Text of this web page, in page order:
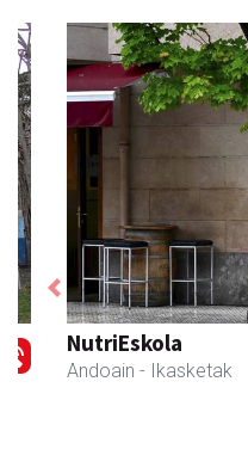
NutriEskola
Andoain - Ikasketak
Previous